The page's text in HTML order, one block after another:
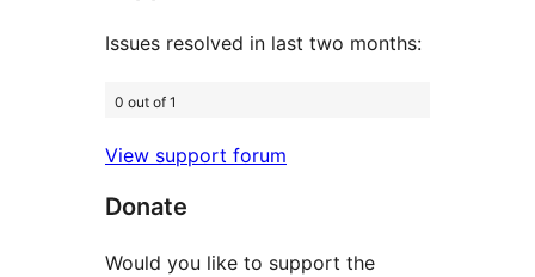
စောင်
ချက်
စောင်
Issues resolved in last two months:
0 out of 1
View support forum
Donate
Would you like to support the